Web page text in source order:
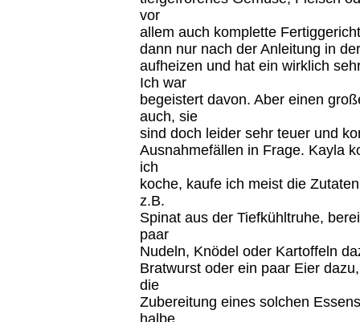
vor
allem auch komplette
dann nur nach der Anleitung in
aufheizen und hat ein wirklich
Ich war
begeistert davon. Aber einen
auch, sie
sind doch leider sehr teuer und
Ausnahmefällen in Frage. Kayla
ich
koche, kaufe ich meist die
z.B.
Spinat aus der Tiefkühltruhe,
paar
Nudeln, Knödel oder Kartoffeln
Bratwurst oder ein paar Eier
die
Zubereitung eines solchen
halbe